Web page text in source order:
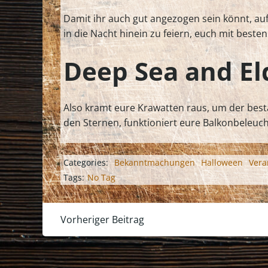
Damit ihr auch gut angezogen sein könnt,
in die Nacht hinein zu feiern, euch mit
Deep Sea and
Also kramt eure Krawatten raus, um der
den Sternen, funktioniert eure
Categories: Bekanntmachungen Halloween
Tags: No Tag
Post
navigation
Vorheriger Beitrag